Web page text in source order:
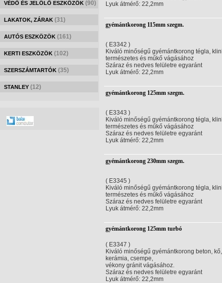
VÉDŐ ÉS JELÖLŐ ESZKÖZÖK (90)
LAKATOK, ZÁRAK (31)
AUTÓS ESZKÖZÖK (161)
KERTI ESZKÖZÖK (102)
SZERSZÁMTARTÓK (35)
STANLEY (12)
Lyuk átmérő: 22,2mm
gyémántkorong 115mm szegm.
( E3342 )
Kiváló minőségű gyémántkorong tégla,
természetes és műkő vágásához
Száraz és nedves felületre egyaránt
Lyuk átmérő: 22,2mm
gyémántkorong 125mm szegm.
( E3343 )
Kiváló minőségű gyémántkorong tégla,
természetes és műkő vágásához
Száraz és nedves felületre egyaránt
Lyuk átmérő: 22,2mm
gyémántkorong 230mm szegm.
( E3345 )
Kiváló minőségű gyémántkorong tégla,
természetes és műkő vágásához
Száraz és nedves felületre egyaránt
Lyuk átmérő: 22,2mm
gyémántkorong 125mm turbó
( E3347 )
Kiváló minőségű gyémántkorong beton,
kerámia, csempe,
vékony gránit vágásához.
Száraz és nedves felületre egyaránt
Lyuk átmérő: 22,2mm